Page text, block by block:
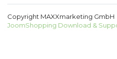
Copyright MAXXmarketing GmbH
JoomShopping Download &